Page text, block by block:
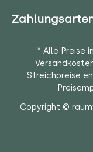
* Alle Preise
Streichpreise
Copyright ©